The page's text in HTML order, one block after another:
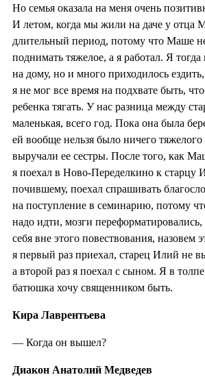
Но семья оказала на меня очень
И летом, когда мы жили на даче у отца
длительный период, потому что Маше
поднимать тяжелое, а я работал. Я тогда
на дому, но и много приходилось ездить,
я не мог все время на подхвате быть,
ребенка тягать. У нас разница между
маленькая, всего год. Пока она была
ей вообще нельзя было ничего
выручали ее сестры. После того, как
я поехал в Ново-Переделкино к
почившему, поехал спрашивать
на поступление в семинарию, потому
надо идти, мозги
себя вне этого повествования, назовем
я первый раз приехал, старец Илий не
а второй раз я поехал с сыном. Я в
батюшка хочу священником быть.
Кира Лаврентьева
— Когда он вышел?
Диакон Анатолий Медведев